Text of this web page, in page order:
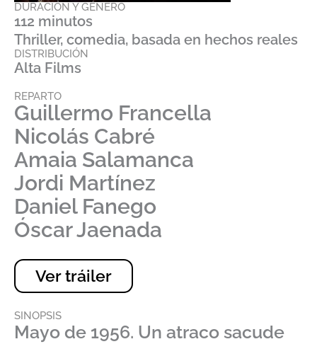
DURACIÓN Y GÉNERO
112 minutos
Thriller, comedia, basada en hechos reales
DISTRIBUCIÓN
Alta Films
REPARTO
Guillermo Francella
Nicolás Cabré
Amaia Salamanca
Jordi Martínez
Daniel Fanego
Óscar Jaenada
Ver tráiler
SINOPSIS
Mayo de 1956. Un atraco sacude